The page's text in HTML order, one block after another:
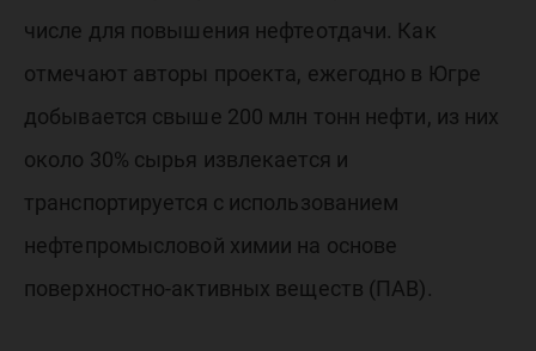
числе для повышения нефтеотдачи. Как
отмечают авторы проекта, ежегодно в Югре
добывается свыше 200 млн тонн нефти, из них
около 30% сырья извлекается и
транспортируется с использованием
нефтепромысловой химии на основе
поверхностно-активных веществ (ПАВ).